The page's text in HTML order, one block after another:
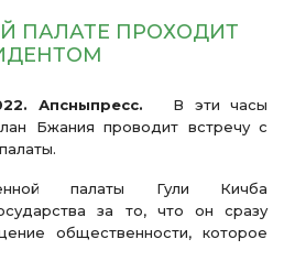
ПАЛАТЕ ПРОХОДИТ
Апсныпресс. В эти часы
Бжания проводит встречу с
палаты Гули Кичба
за то, что он сразу
общественности, которое